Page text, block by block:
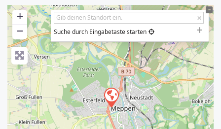
+
−
Suche durch Eingabetaste starten